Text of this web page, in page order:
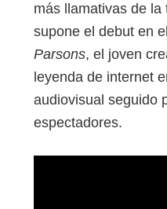
más llamativas de
supone el debut en
Parsons, el joven
leyenda de internet
audiovisual seguido
espectadores.